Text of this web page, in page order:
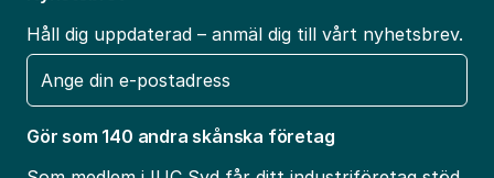
Håll dig uppdaterad – anmäl dig till vårt nyhetsbrev.
E-
post
Gör som 140 andra skånska företag